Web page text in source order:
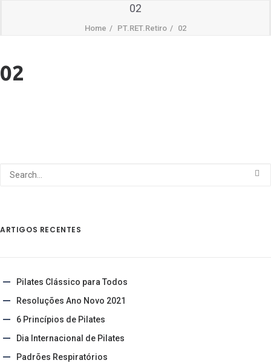
02
Home PT.RET.Retiro 02
02
ARTIGOS RECENTES
Pilates Clássico para Todos
Resoluções Ano Novo 2021
6 Princípios de Pilates
Dia Internacional de Pilates
Padrões Respiratórios